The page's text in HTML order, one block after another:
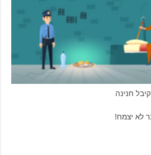
חנינה
לא יצמח!